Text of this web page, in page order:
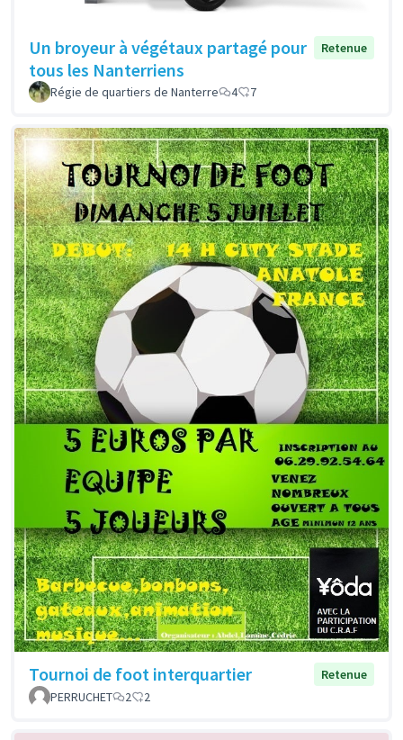
Un broyeur à végétaux partagé pour
tous les Nanterriens
Retenue
Régie de quartiers de Nanterre 4 7
Tournoi de foot interquartier
Retenue
PERRUCHET
2 2